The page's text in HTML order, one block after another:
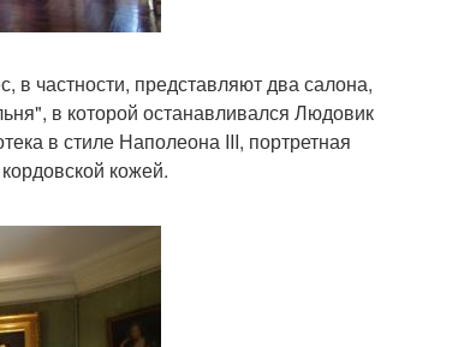
в частности, представляют два салона,
в которой останавливался Людовик
в стиле Наполеона III, портретная
кожей.